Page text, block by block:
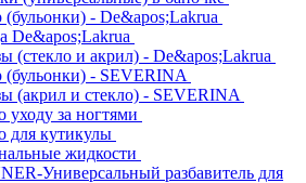
(бульонки) - De&apos;Lakrua
De&apos;Lakrua
(стекло и акрил) - De&apos;Lakrua
(бульонки) - SEVERINA
(акрил и стекло) - SEVERINA
уходу за ногтями
для кутикулы
жидкости
Универсальный разбавитель для